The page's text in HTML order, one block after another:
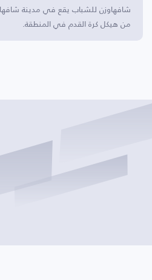
شافهاوزن للشباب يقع في مدينة
من هيكل كرة القدم في المنطقة.